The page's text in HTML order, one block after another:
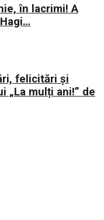
în lacrimi! A
felicitări și
„La mulți ani!” de